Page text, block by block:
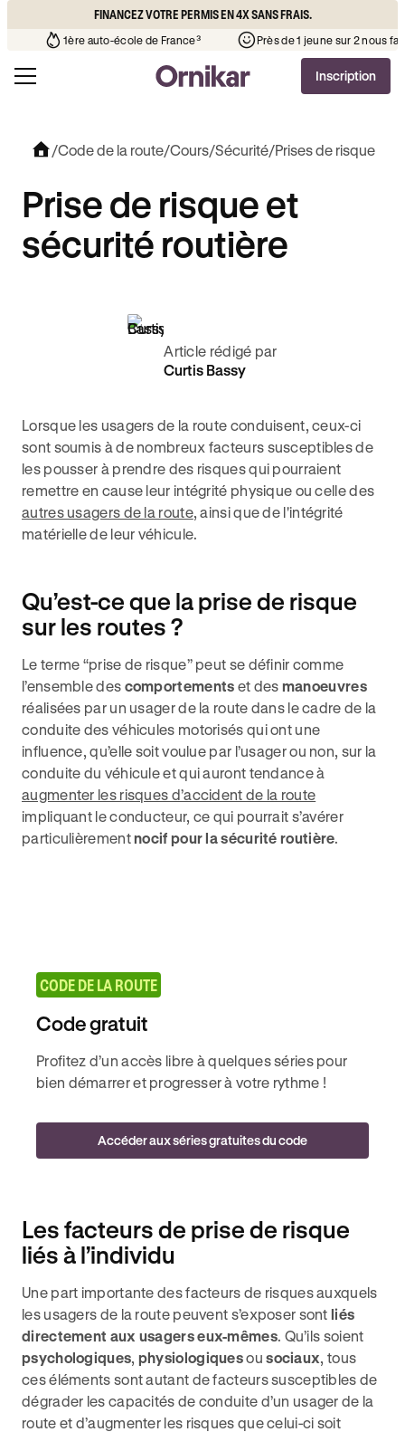
FINANCEZ VOTRE PERMIS EN 4X SANS FRAIS.
l’auto-école de votre quartier¹ 1ère auto-école de France³
Inscription
/Code de la route/Cours/Sécurité/Prises de risque
Prise de risque et
sécurité routière
Article rédigé par
Curtis Bassy
Lorsque les usagers de la route conduisent, ceux-ci
sont soumis à de nombreux facteurs susceptibles de
les pousser à prendre des risques qui pourraient
remettre en cause leur intégrité physique ou celle des
autres usagers de la route, ainsi que de l'intégrité
matérielle de leur véhicule.
Qu’est-ce que la prise de risque
sur les routes ?
Le terme “prise de risque” peut se définir comme
l’ensemble des comportements et des manoeuvres
réalisées par un usager de la route dans le cadre de la
conduite des véhicules motorisés qui ont une
influence, qu’elle soit voulue par l’usager ou non, sur la
conduite du véhicule et qui auront tendance à
augmenter les risques d’accident de la route
impliquant le conducteur, ce qui pourrait s’avérer
particulièrementnocif pour la sécurité routière.
CODE DE LA ROUTE
Code gratuit
Profitez d’un accès libre à quelques séries pour
bien démarrer et progresser à votre rythme !
Accéder aux séries gratuites du code
Les facteurs de prise de risque
liés à l’individu
Une part importante des facteurs de risques auxquels
les usagers de la route peuvent s’exposer sontliés
directement aux usagers eux-mêmes. Qu’ils soient
psychologiques, physiologiquesousociaux, tous
ces éléments sont autant de facteurs susceptibles de
dégrader les capacités de conduite d’un usager de la
route et d’augmenter les risques que celui-ci soit